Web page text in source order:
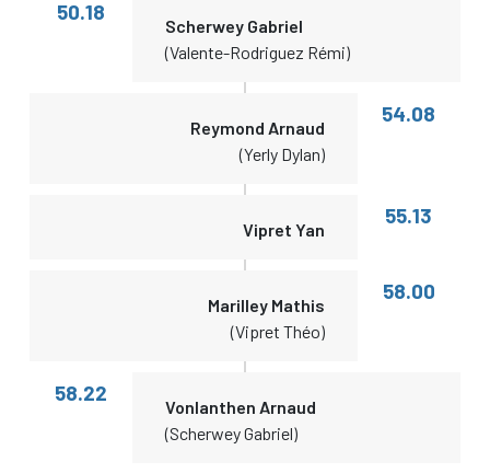
50.18
Scherwey Gabriel
(Valente-Rodriguez Rémi)
Reymond Arnaud
(Yerly Dylan)
54.08
Vipret Yan
55.13
Marilley Mathis
(Vipret Théo)
58.00
58.22
Vonlanthen Arnaud
(Scherwey Gabriel)